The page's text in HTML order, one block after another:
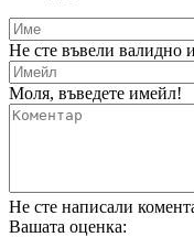
Не сте въвели валидно
Моля, въведете имейл!
Не сте написали
Вашата оценка: